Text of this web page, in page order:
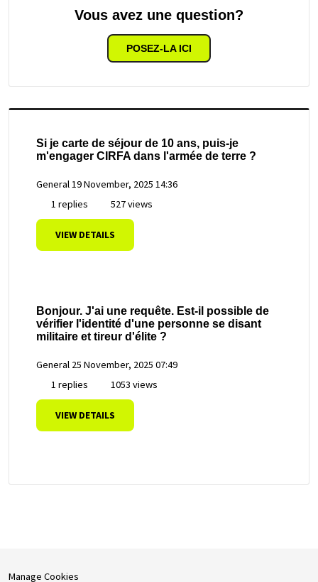
Vous avez une question?
POSEZ-LA ICI
Si je carte de séjour de 10 ans, puis-je
m'engager CIRFA dans l'armée de terre ?
General19 November, 2025 14:36
1 replies
527 views
VIEW DETAILS
Bonjour. J'ai une requête. Est-il possible de
vérifier l'identité d'une personne se disant
militaire et tireur d'élite ?
General 25 November, 2025 07:49
1 replies
1053 views
VIEW DETAILS
Manage Cookies